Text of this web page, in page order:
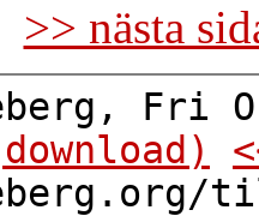
>> nästa
Fri